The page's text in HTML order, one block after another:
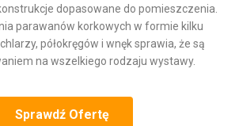
dopasowane do pomieszczenia.
parawanów korkowych w formie kilku
półokręgów i wnęk sprawia, że są
na wszelkiego rodzaju wystawy.
Sprawdź Ofertę